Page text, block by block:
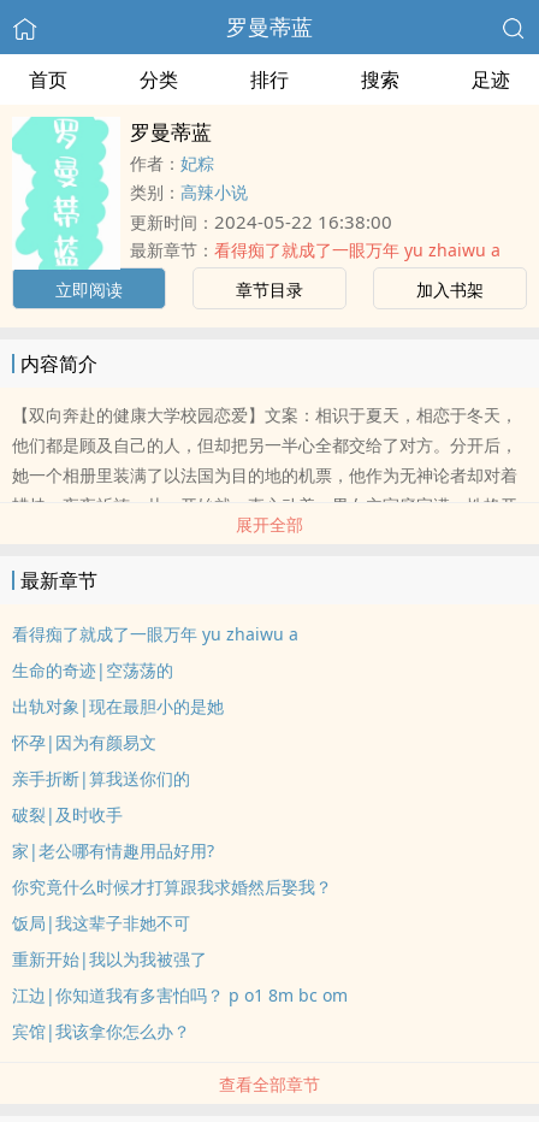
罗曼蒂蓝
首页 分类 排行 搜索 足迹
罗曼蒂蓝
作者： 妃粽
类别： 高辣小说
更新时间： 2024-05-22 16:38:00
最新章节： 看得痴了就成了一眼万年 yu zhaiwu a
立即阅读
章节目录 加入书架
内容简介
【双向奔赴的健康大学校园恋爱】文案：相识于夏天，相恋于冬天，
他们都是顾及自己的人，但却把另一半心全都交给了对方。分开后，
她一个相册里装满了以法国为目的地的机票，他作为无神论者却对着
蜡烛一夜夜祈祷。从一开始就一直心动着。男女主家庭完满、性格开
朗、学业有成、事业有成没有病娇、没有救赎、没有强制爱、没有一
强一弱致力于避开几乎所有热门标签，作者天生叛逆但咱有破镜重
圆，所有的爱意都必须要接受时间的考验爱喝酒的清醒独立女主vs情
绪稳定的忠犬系男主编导专业女大x法语专业男大重圆后：天才女导演
文基本无虐，温馨打闹小日常本人现实主义浪漫幻想家，文章亦如此
看文需知：a.剧情&amp;gt;&amp;gt;&amp;gt;肉，都是水到渠成，
且肉些许含蓄b.初恋sc,1v1,男女主时而互怼c.里面会涉及电影音乐相
关，但也没有全篇皆是d.本文囤稿良多，且不打算收费，随意摆摊，
欢迎大家看此文来解腻或解压围脖：妃粽? ? ?（可以找我唠嗑）
展开全部
最新章节
看得痴了就成了一眼万年 yu zhaiwu a
生命的奇迹|空荡荡的
出轨对象|现在最胆小的是她
怀孕|因为有颜易文
亲手折断|算我送你们的
破裂|及时收手
家|老公哪有情趣用品好用?
你究竟什么时候才打算跟我求婚然后娶我？
饭局|我这辈子非她不可
重新开始|我以为我被强了
江边|你知道我有多害怕吗？ p o1 8m bc om
宾馆|我该拿你怎么办？
查看全部章节